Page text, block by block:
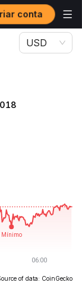
conta
USD
of data: CoinGecko